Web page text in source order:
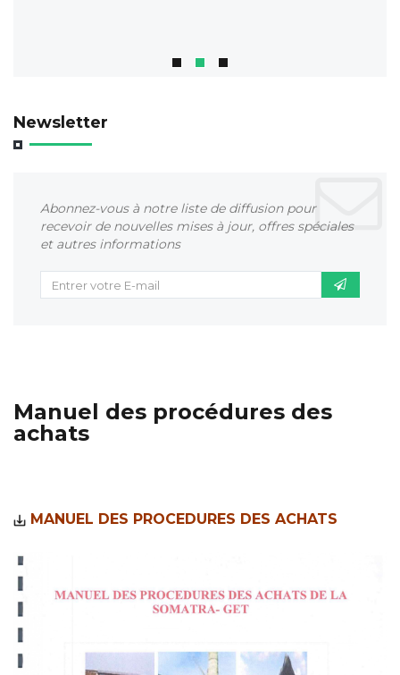
Newsletter
Abonnez-vous à notre liste de diffusion pour
recevoir de nouvelles mises à jour, offres spéciales
et autres informations
Manuel des procédures des
achats
MANUEL DES PROCEDURES DES ACHATS